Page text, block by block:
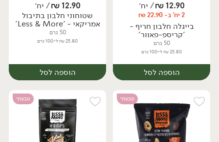
יח׳ יח׳
12.90
₪/ יח׳
2 יח' ב- 22.90 ₪
בייגלה חלבון חריף -
'קריספ-פאוור'
50 גרם
25.80 ₪ ל-100 גרם
הוספה לסל
12.90
₪/ יח׳
שטוחוני חלבון בתיבול
אמריקאי - 'Less & More'
50 גרם
25.80 ₪ ל-100 גרם
הוספה לסל
טבעוני טבעוני